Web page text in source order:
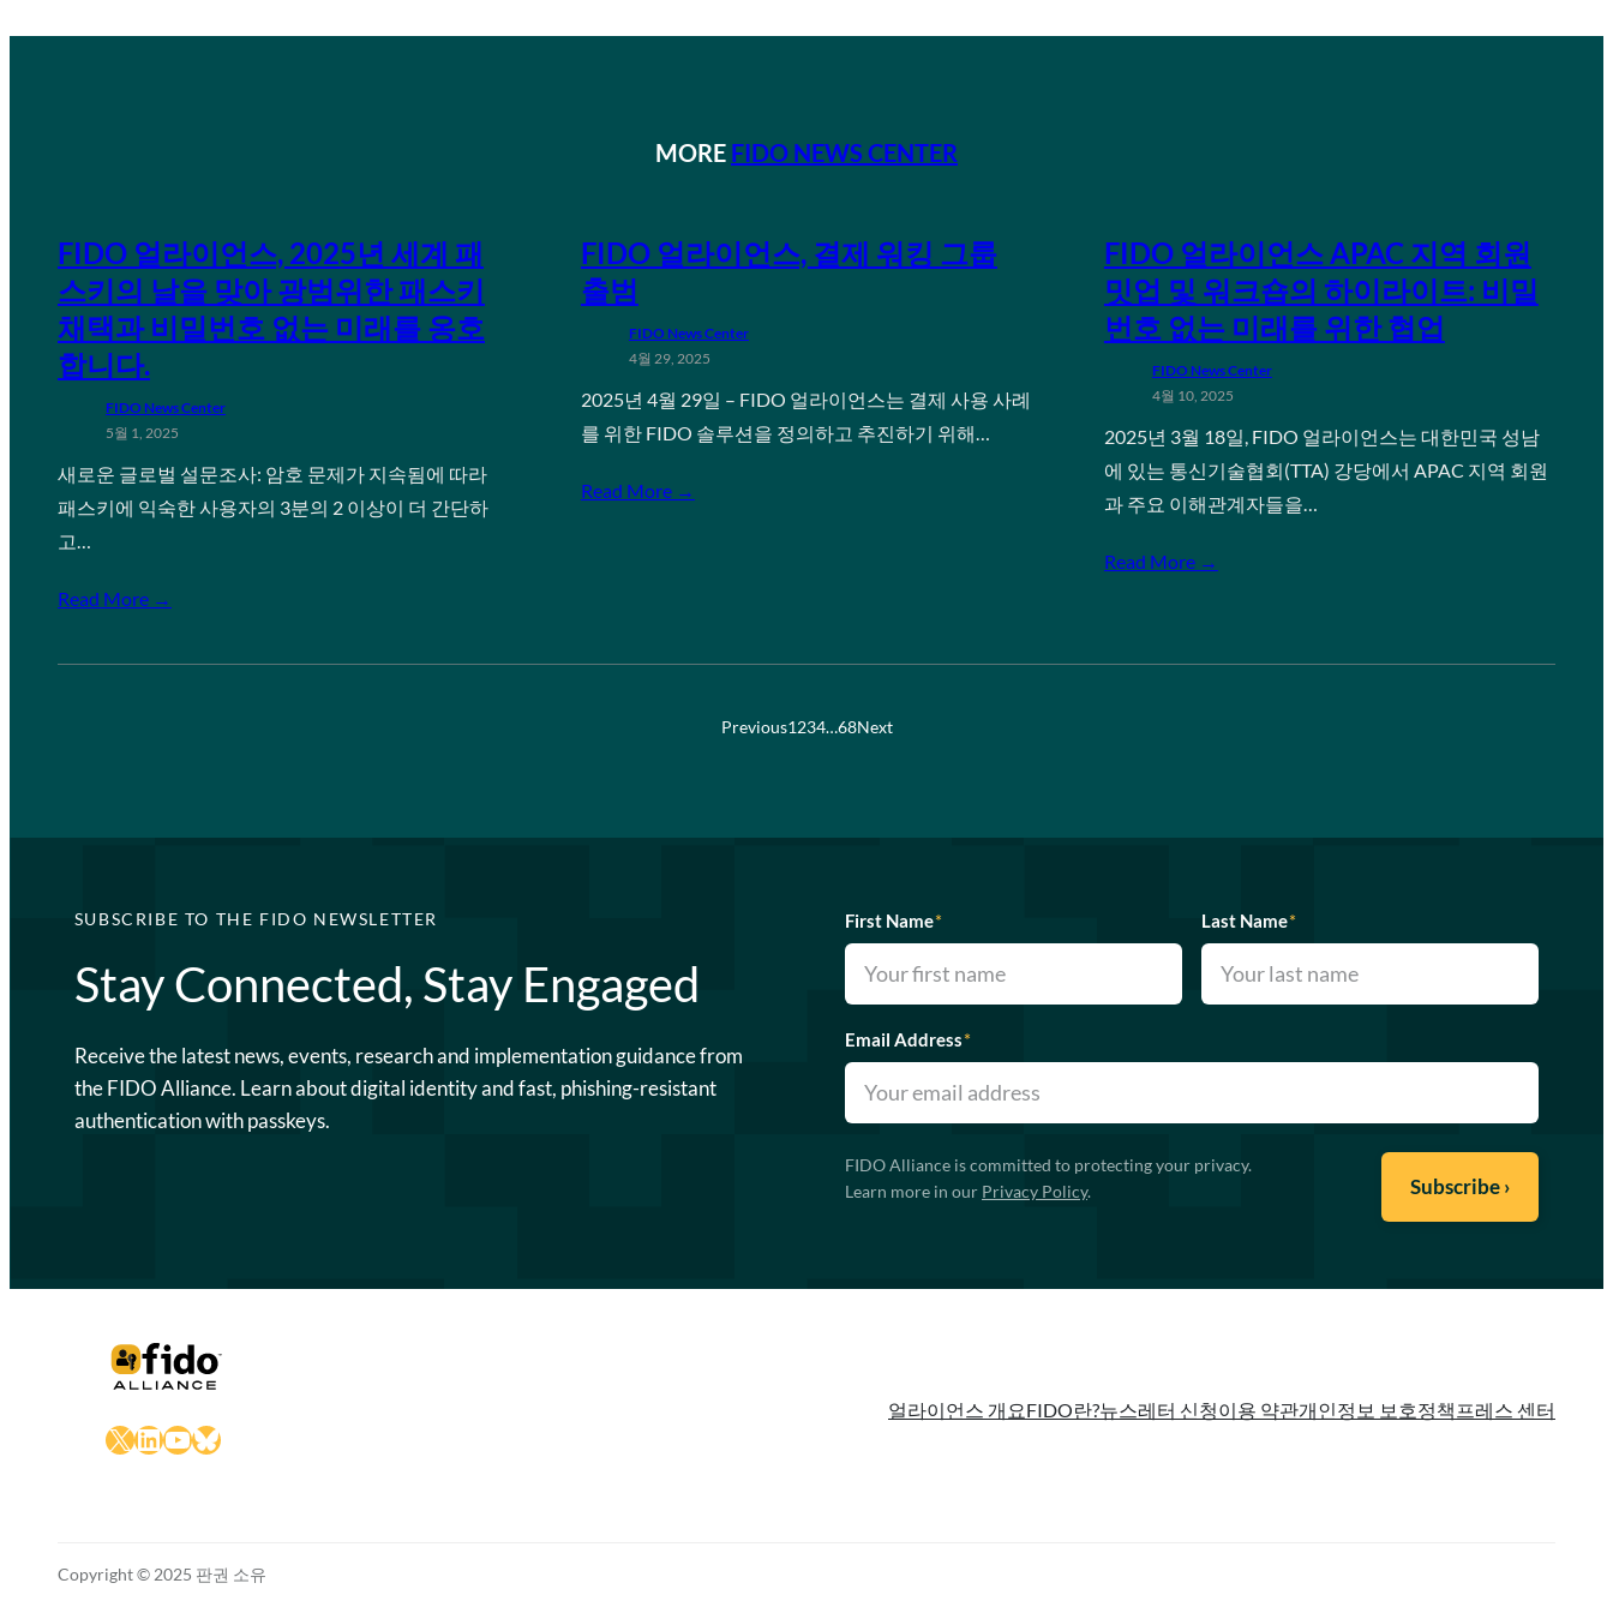
MORE FIDO NEWS CENTER
FIDO 얼라이언스, 2025년 세계 패
스키의 날을 맞아 광범위한 패스키
채택과 비밀번호 없는 미래를 옹호
합니다.
FIDO News Center
5월 1, 2025
새로운 글로벌 설문조사: 암호 문제가 지속됨에 따라
패스키에 익숙한 사용자의 3분의 2 이상이 더 간단하
고…
Read More →
FIDO 얼라이언스, 결제 워킹 그룹
출범
FIDO News Center
4월 29, 2025
2025년 4월 29일 – FIDO 얼라이언스는 결제 사용 사례
를 위한 FIDO 솔루션을 정의하고 추진하기 위해…
Read More →
FIDO 얼라이언스 APAC 지역 회원
밋업 및 워크숍의 하이라이트: 비밀
번호 없는 미래를 위한 협업
FIDO News Center
4월 10, 2025
2025년 3월 18일, FIDO 얼라이언스는 대한민국 성남
에 있는 통신기술협회(TTA) 강당에서 APAC 지역 회원
과 주요 이해관계자들을…
Read More →
Previous1234…68Next
SUBSCRIBE TO THE FIDO NEWSLETTER
Stay Connected, Stay Engaged
Receive the latest news, events, research and implementation guidance from
the FIDO Alliance. Learn about digital identity and fast, phishing-resistant
authentication with passkeys.
First Name* Last Name*
Email Address*
FIDO Alliance is committed to protecting your privacy.
Learn more in our Privacy Policy.
X LinkedIn
YouTube
Bluesky
얼라이언스 개요FIDO란?뉴스레터 신청이용 약관개인정보 보호정책 프레스 센터
Copyright © 2025 판권 소유